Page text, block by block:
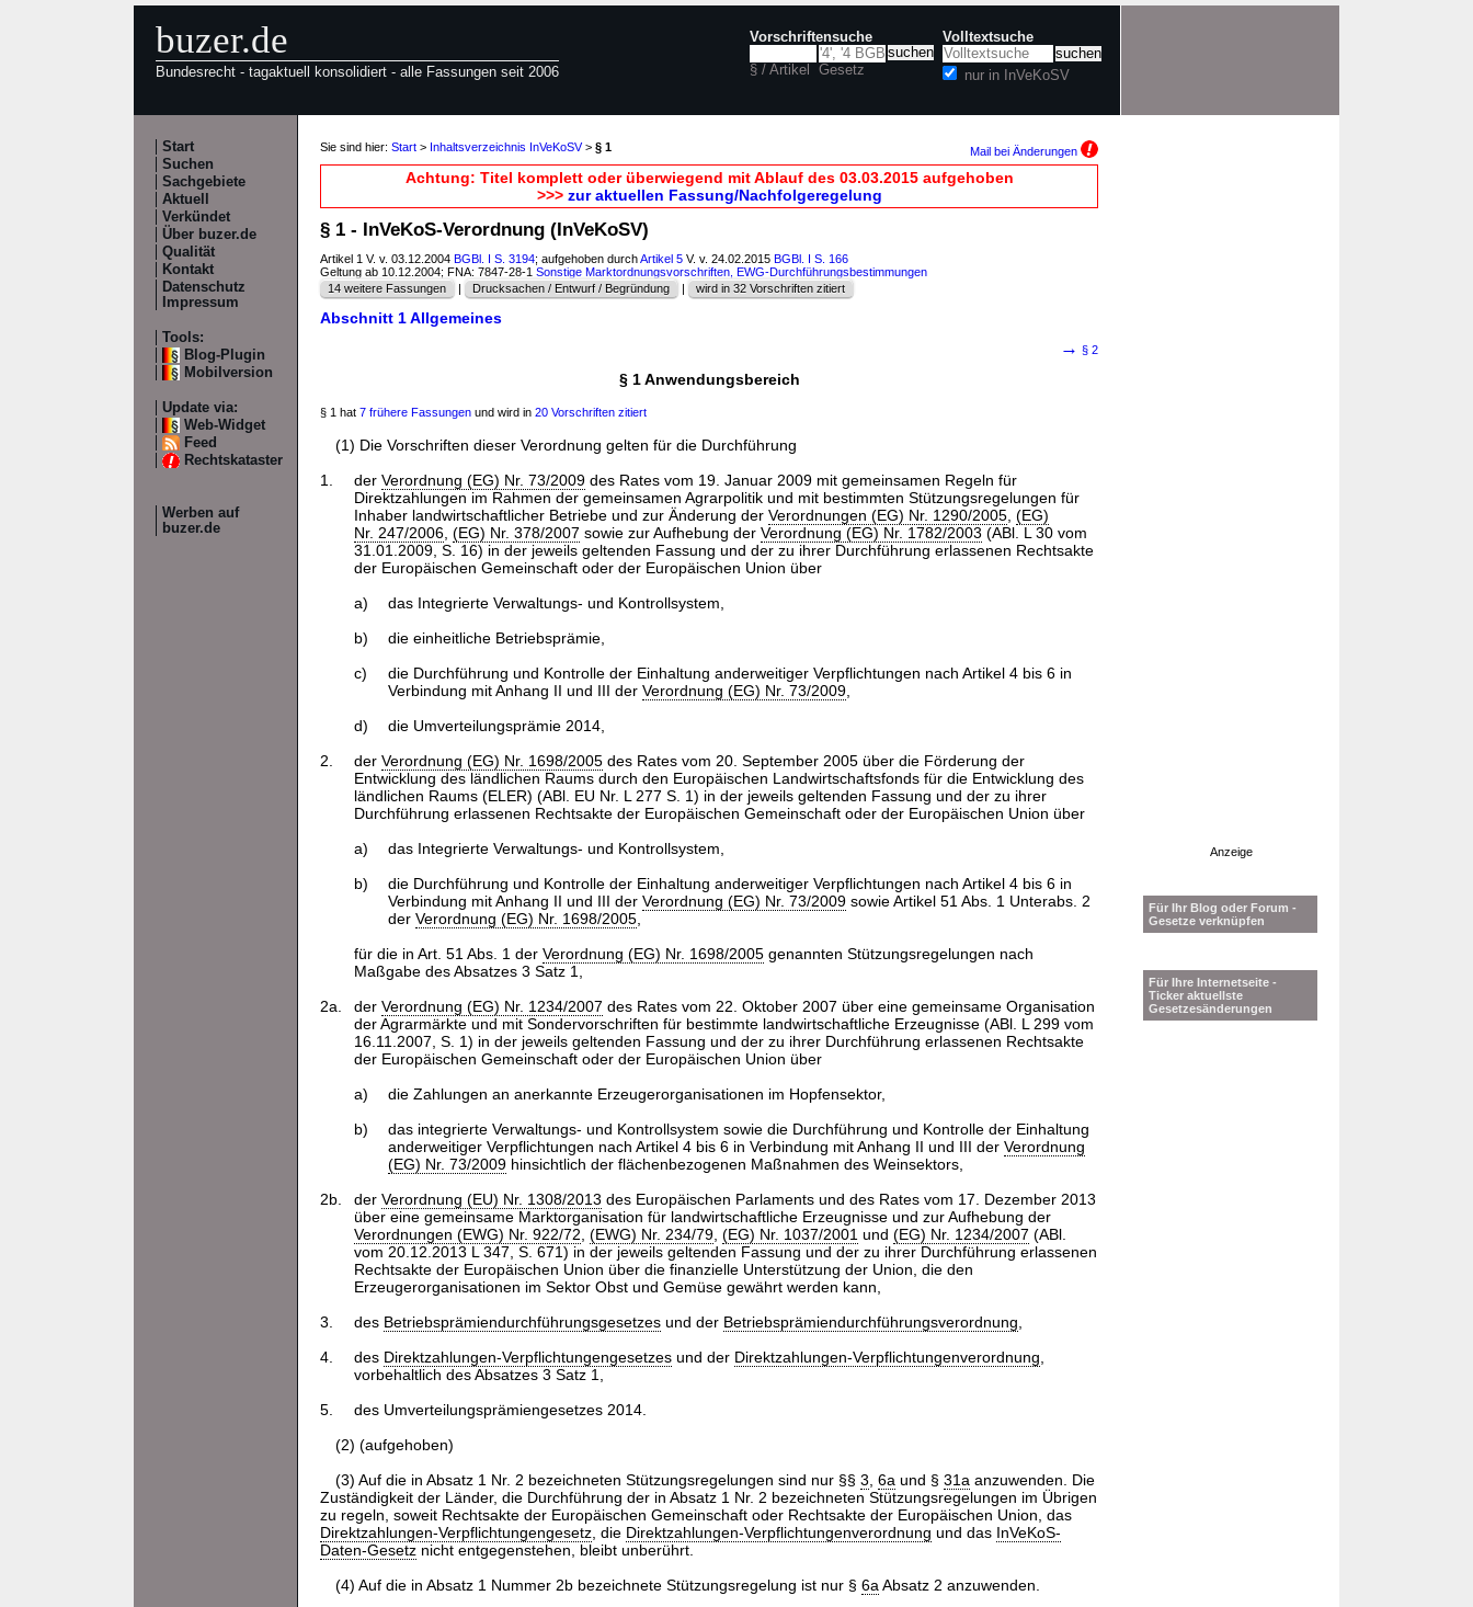
buzer.de
Bundesrecht - tagaktuell konsolidiert - alle Fassungen seit 2006
Vorschriftensuche
§ / Artikel Gesetz
Volltextsuche
nur in InVeKoSV
Start
Suchen
Sachgebiete
Aktuell
Verkündet
Über buzer.de
Qualität
Kontakt
Datenschutz
Impressum
Tools:
Blog-Plugin
Mobilversion
Update via:
Web-Widget
Feed
Rechtskataster
Werben auf
buzer.de
Sie sind hier: Start > Inhaltsverzeichnis InVeKoSV> § 1 Mail bei Änderungen
Achtung: Titel komplett oder überwiegend mit Ablauf des 03.03.2015 aufgehoben
>>> zur aktuellen Fassung/Nachfolgeregelung
§ 1 - InVeKoS-Verordnung (InVeKoSV)
Artikel 1 V. v. 03.12.2004 BGBl. I S. 3194; aufgehoben durchArtikel 5 V. v. 24.02.2015 BGBl. I S. 166
Geltung ab 10.12.2004; FNA: 7847-28-1 Sonstige Marktordnungsvorschriften, EWG-Durchführungsbestimmungen
14 weitere Fassungen
| Drucksachen / Entwurf / Begründung | wird in 32 Vorschriften zitiert
Abschnitt 1 Allgemeines
→ § 2
§ 1 Anwendungsbereich
§ 1 hat 7 frühere Fassungen und wird in 20 Vorschriften zitiert
(1) Die Vorschriften dieser Verordnung gelten für die Durchführung
1.
der Verordnung (EG) Nr. 73/2009des Rates vom 19. Januar 2009 mit gemeinsamen Regeln für
Direktzahlungen im Rahmen der gemeinsamen Agrarpolitik und mit bestimmten Stützungsregelungen für
Inhaber landwirtschaftlicher Betriebe und zur Änderung der Verordnungen (EG) Nr. 1290/2005, (EG)
Nr. 247/2006, (EG) Nr. 378/2007 sowie zur Aufhebung der Verordnung (EG) Nr. 1782/2003 (ABl. L 30 vom
31.01.2009, S. 16) in der jeweils geltenden Fassung und der zu ihrer Durchführung erlassenen Rechtsakte
der Europäischen Gemeinschaft oder der Europäischen Union über
a)
das Integrierte Verwaltungs- und Kontrollsystem,
b)
die einheitliche Betriebsprämie,
c)
die Durchführung und Kontrolle der Einhaltung anderweitiger Verpflichtungen nach Artikel 4 bis 6 in
Verbindung mit Anhang II und III der Verordnung (EG) Nr. 73/2009,
d)
die Umverteilungsprämie 2014,
2.
der Verordnung (EG) Nr. 1698/2005des Rates vom 20. September 2005 über die Förderung der
Entwicklung des ländlichen Raums durch den Europäischen Landwirtschaftsfonds für die Entwicklung des
ländlichen Raums (ELER) (ABl. EU Nr. L 277 S. 1) in der jeweils geltenden Fassung und der zu ihrer
Durchführung erlassenen Rechtsakte der Europäischen Gemeinschaft oder der Europäischen Union über
a)
das Integrierte Verwaltungs- und Kontrollsystem,
b)
die Durchführung und Kontrolle der Einhaltung anderweitiger Verpflichtungen nach Artikel 4 bis 6 in
Verbindung mit Anhang II und III der Verordnung (EG) Nr. 73/2009sowie Artikel 51 Abs. 1 Unterabs. 2
der Verordnung (EG) Nr. 1698/2005,
für die in Art. 51 Abs. 1 der Verordnung (EG) Nr. 1698/2005genannten Stützungsregelungen nach
Maßgabe des Absatzes 3 Satz 1,
2a.
der Verordnung (EG) Nr. 1234/2007 des Rates vom 22. Oktober 2007 über eine gemeinsame Organisation
der Agrarmärkte und mit Sondervorschriften für bestimmte landwirtschaftliche Erzeugnisse (ABl. L 299 vom
16.11.2007, S. 1) in der jeweils geltenden Fassung und der zu ihrer Durchführung erlassenen Rechtsakte
der Europäischen Gemeinschaft oder der Europäischen Union über
a)
die Zahlungen an anerkannte Erzeugerorganisationen im Hopfensektor,
b)
das integrierte Verwaltungs- und Kontrollsystem sowie die Durchführung und Kontrolle der Einhaltung
anderweitiger Verpflichtungen nach Artikel 4 bis 6 in Verbindung mit Anhang II und III der Verordnung
(EG) Nr. 73/2009hinsichtlich der flächenbezogenen Maßnahmen des Weinsektors,
2b.
der Verordnung (EU) Nr. 1308/2013 des Europäischen Parlaments und des Rates vom 17. Dezember 2013
über eine gemeinsame Marktorganisation für landwirtschaftliche Erzeugnisse und zur Aufhebung der
Verordnungen (EWG) Nr. 922/72 (EWG) Nr. 234/79, (EG) Nr. 1037/2001 und (EG) Nr. 1234/2007 (ABl.
vom 20.12.2013 L 347, S. 671) in der jeweils geltenden Fassung und der zu ihrer Durchführung erlassenen
Rechtsakte der Europäischen Union über die finanzielle Unterstützung der Union, die den
Erzeugerorganisationen im Sektor Obst und Gemüse gewährt werden kann,
3.
des Betriebsprämiendurchführungsgesetzesund der Betriebsprämiendurchführungsverordnung
4.
des Direktzahlungen-Verpflichtungengesetzesund der Direktzahlungen-Verpflichtungenverordnung
vorbehaltlich des Absatzes 3 Satz 1,
5.
des Umverteilungsprämiengesetzes 2014.
(2) (aufgehoben)
(3) Auf die in Absatz 1 Nr. 2 bezeichneten Stützungsregelungen sind nur §§ 3 6a und § 31a anzuwenden. Die
Zuständigkeit der Länder, die Durchführung der in Absatz 1 Nr. 2 bezeichneten Stützungsregelungen im Übrigen
zu regeln, soweit Rechtsakte der Europäischen Gemeinschaft oder Rechtsakte der Europäischen Union, das
Direktzahlungen-Verpflichtungengesetz , die Direktzahlungen-Verpflichtungenverordnung und das InVeKoS-
Daten-Gesetz nicht entgegenstehen, bleibt unberührt.
(4) Auf die in Absatz 1 Nummer 2b bezeichnete Stützungsregelung ist nur § 6a Absatz 2 anzuwenden.
Anzeige
Für Ihr Blog oder Forum -
Gesetze verknüpfen
Für Ihre Internetseite -
Ticker aktuellste
Gesetzesänderungen